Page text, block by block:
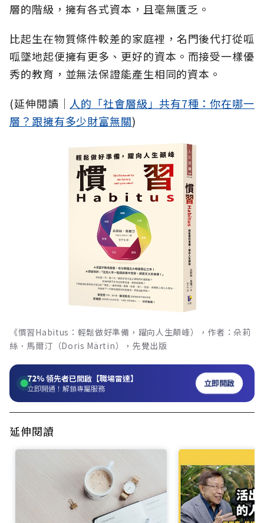
層的階級，擁有各式資本，且毫無匱乏。
比起生在物質條件較差的家庭裡，名門後代打從呱
呱墜地起便擁有更多、更好的資本。而接受一樣優
秀的教育，並無法保證能產生相同的資本。
(延伸閱讀│ 人的「社會層級」共有7種：你在哪一
層？跟擁有多少財富無關)
《慣習Habitus：輕鬆做好準備，躍向人生顛峰），作者：朵莉
絲．馬爾汀（Doris Märtin），先覺出版
72%領先者已開啟【職場雷達】
立即開通！解鎖專屬服務 立即開啟
延伸閱讀